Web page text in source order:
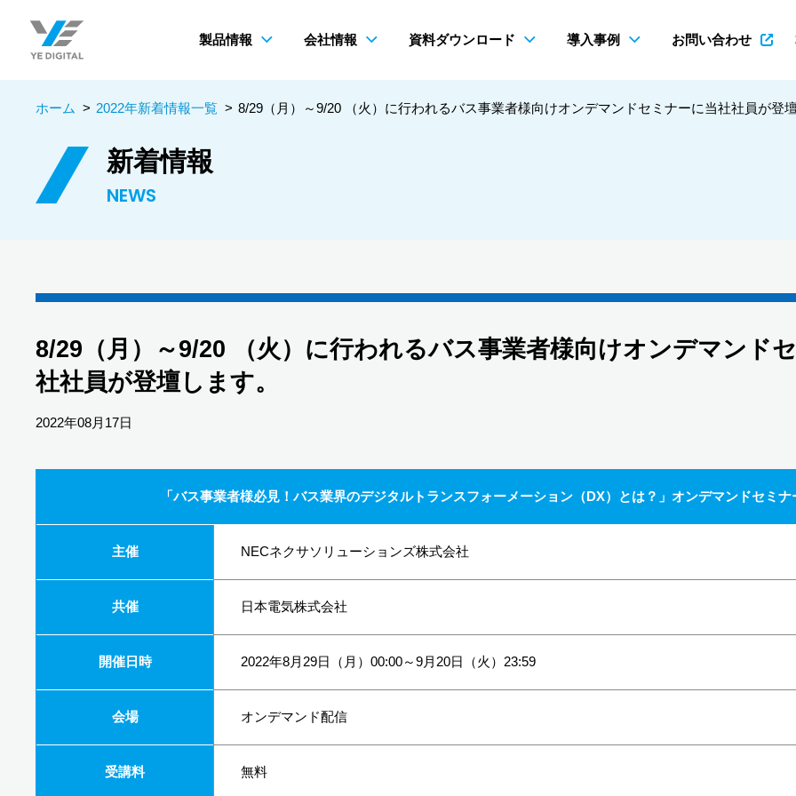
製品情報 会社情報 資料ダウンロード 導入事例 お問い合わせ
ホーム > 2022年新着情報一覧 > 8/29（月）～9/20 （火）に行われるバス事業者様向けオンデマンドセミナーに当社社員が登
新着情報
NEWS
8/29（月）～9/20 （火）に行われるバス事業者様向けオンデマンド
社社員が登壇します。
2022年08月17日
「バス事業者様必見！バス業界のデジタルトランスフォーメーション（DX）とは？」オンデマンドセミナ
主催 NECネクサソリューションズ株式会社
共催 日本電気株式会社
開催日時 2022年8月29日（月）00:00～9月20日（火）23:59
会場 オンデマンド配信
受講料 無料